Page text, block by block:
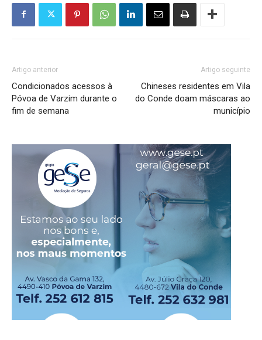
Artigo anterior
Condicionados acessos à
Póvoa de Varzim durante o
fim de semana
Artigo seguinte
Chineses residentes em Vila
do Conde doam máscaras ao
município